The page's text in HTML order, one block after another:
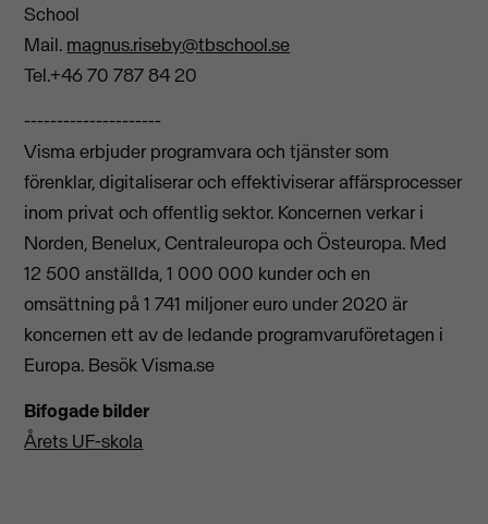
School
Mail. magnus.riseby@tbschool.se
Tel.+46 70 787 84 20
---------------------
Visma erbjuder programvara och tjänster som
förenklar, digitaliserar och effektiviserar affärsprocesser
inom privat och offentlig sektor. Koncernen verkar i
Norden, Benelux, Centraleuropa och Östeuropa. Med
12 500 anställda, 1 000 000 kunder och en
omsättning på 1 741 miljoner euro under 2020 är
koncernen ett av de ledande programvaruföretagen i
Europa. Besök Visma.se
Bifogade bilder
Årets UF-skola